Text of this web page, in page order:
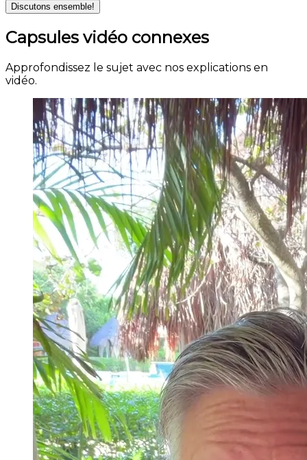
Discutons ensemble!
Capsules vidéo connexes
Approfondissez le sujet avec nos explications en
vidéo.